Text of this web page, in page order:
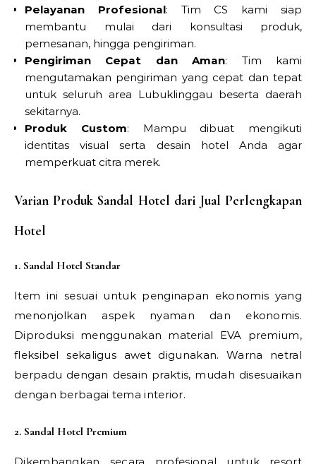
Pelayanan Profesional: Tim CS kami siap
membantu mulai dari konsultasi produk,
pemesanan, hingga pengiriman.
Pengiriman Cepat dan Aman: Tim kami
mengutamakan pengiriman yang cepat dan tepat
untuk seluruh area Lubuklinggau beserta daerah
sekitarnya.
Produk Custom: Mampu dibuat mengikuti
identitas visual serta desain hotel Anda agar
memperkuat citra merek.
Varian Produk Sandal Hotel dari Jual Perlengkapan
Hotel
1. Sandal Hotel Standar
Item ini sesuai untuk penginapan ekonomis yang
menonjolkan aspek nyaman dan ekonomis.
Diproduksi menggunakan material EVA premium,
fleksibel sekaligus awet digunakan. Warna netral
berpadu dengan desain praktis, mudah disesuaikan
dengan berbagai tema interior.
2. Sandal Hotel Premium